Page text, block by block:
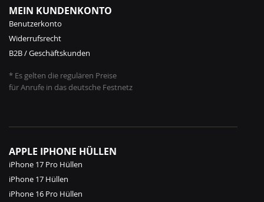
MEIN KUNDENKONTO
Benutzerkonto
Widerrufsrecht
B2B / Geschäftskunden
* Es gelten die regulären Preise
für Anrufe in das deutsche Festnetz
APPLE IPHONE HÜLLEN
iPhone 17 Pro Hüllen
iPhone 17 Hüllen
iPhone 16 Pro Hüllen